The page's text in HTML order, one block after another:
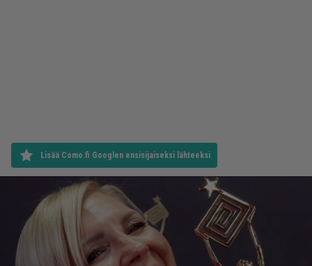
Lisää Como.fi Googlen ensisijaiseksi lähteeksi